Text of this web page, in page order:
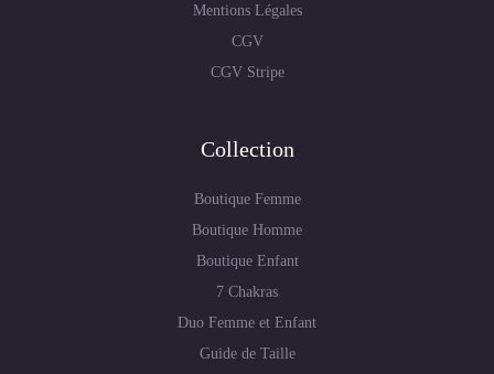
Mentions Légales
CGV
CGV Stripe
Collection
Boutique Femme
Boutique Homme
Boutique Enfant
7 Chakras
Duo Femme et Enfant
Guide de Taille